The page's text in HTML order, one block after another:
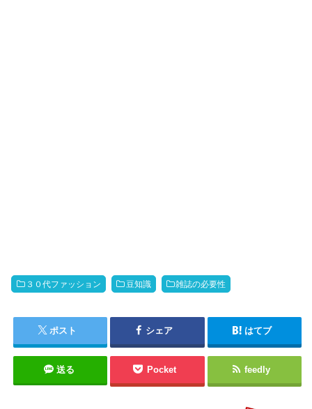
３０代ファッション 豆知識 雑誌の必要性
ポスト シェア はてブ
送る Pocket feedly